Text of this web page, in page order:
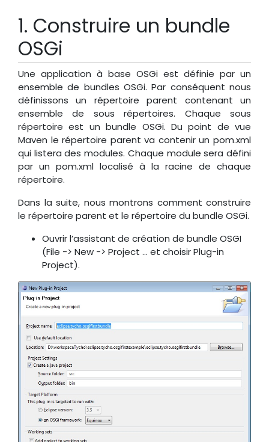
Construire un bundle
OSGi
Une application à base OSGi est définie par un
ensemble de bundles OSGi. Par conséquent nous
définissons un répertoire parent contenant un
ensemble de sous répertoires. Chaque sous
répertoire est un bundle OSGi. Du point de vue
Maven le répertoire parent va contenir un pom.xml
qui listera des modules. Chaque module sera défini
par un pom.xml localisé à la racine de chaque
répertoire.
Dans la suite, nous montrons comment construire
le répertoire parent et le répertoire du bundle OSGi.
Ouvrir l’assistant de création de bundle OSGI
(File -> New -> Project … et choisir Plug-in
Project).